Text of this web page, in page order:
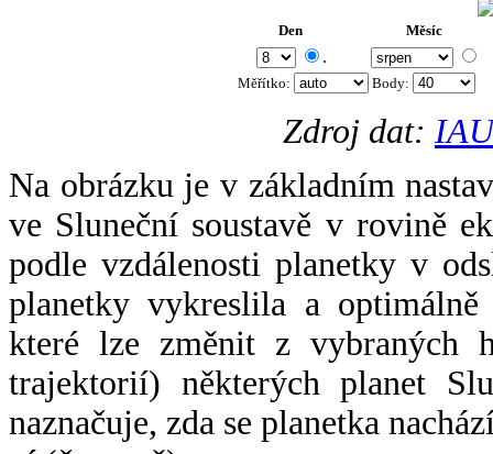
Den Měsíc
.
Měřítko: Body:
Zdroj dat:
Na obrázku je v základním
ve Sluneční soustavě v rovině
podle vzdálenosti planetky v
planetky vykreslila a
které lze změnit z vybraných
trajektorií) některých planet
naznačuje, zda se planetka